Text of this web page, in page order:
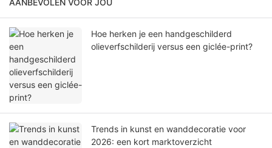
AANBEVOLEN VOOR JOU
Hoe herken je een handgeschilderd
olieverfschilderij versus een giclée-print?
Trends in kunst en wanddecoratie voor
2026: een kort marktoverzicht